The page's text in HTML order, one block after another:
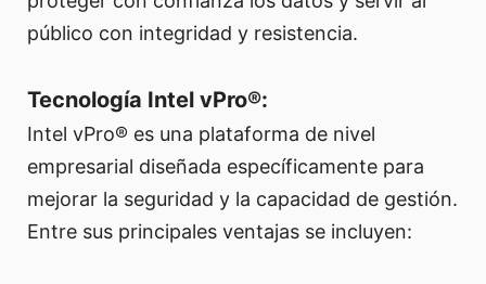
público con integridad y resistencia.
Tecnología Intel vPro®:
Intel vPro® es una plataforma de nivel
empresarial diseñada específicamente para
mejorar la seguridad y la capacidad de gestión.
Entre sus principales ventajas se incluyen: